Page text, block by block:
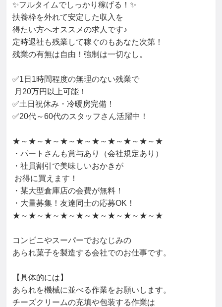
✨フルタイムでしっかり稼げる！✨
扶養枠を外れて安定した収入を
得たい方へオススメの求人です♪
定時退社も残業して稼ぐのもあなた次第！
残業の有無は自由！強制は一切なし。
✅1日1時間程度の無理のない残業で
✅土日祝休み・冷暖房完備！
✅20代～60代のスタッフさん活躍中！
★～★～★～★～★～★～★～★～★～★
・パートさんも賞与あり（会社規定あり）
・社員割引で美味しいおかきが
・某大型倉庫店の会費が無料！
・大量募集！友達同士の応募OK！
★～★～★～★～★～★～★～★～★～★
コンビニやスーパーでおなじみの
あられ菓子を製造する会社でのお仕事です。
【具体的には】
あられを機械に並べる作業をお願いします。
チーズクリームの充填や包装する作業は